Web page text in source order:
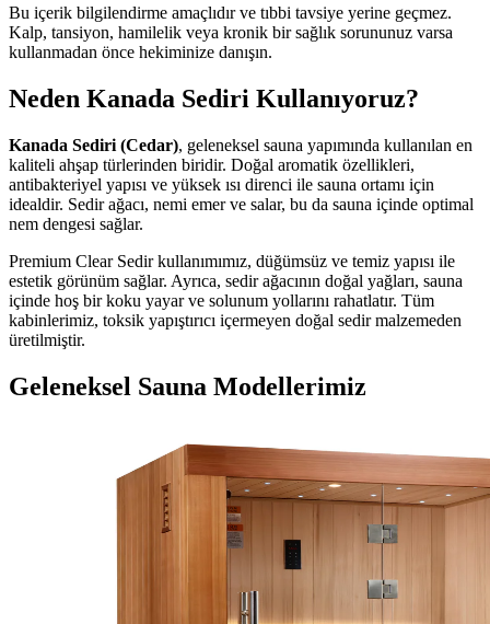
Bu içerik bilgilendirme amaçlıdır ve tıbbi tavsiye yerine geçmez.
Kalp, tansiyon, hamilelik veya kronik bir sağlık sorununuz varsa
kullanmadan önce hekiminize danışın.
Neden Kanada Sediri Kullanıyoruz?
Kanada Sediri (Cedar), geleneksel sauna yapımında kullanılan en
kaliteli ahşap türlerinden biridir. Doğal aromatik özellikleri,
antibakteriyel yapısı ve yüksek ısı direnci ile sauna ortamı için
idealdir. Sedir ağacı, nemi emer ve salar, bu da sauna içinde optimal
nem dengesi sağlar.
Premium Clear Sedir kullanımımız, düğümsüz ve temiz yapısı ile
estetik görünüm sağlar. Ayrıca, sedir ağacının doğal yağları, sauna
içinde hoş bir koku yayar ve solunum yollarını rahatlatır. Tüm
kabinlerimiz, toksik yapıştırıcı içermeyen doğal sedir malzemeden
üretilmiştir.
Geleneksel Sauna Modellerimiz